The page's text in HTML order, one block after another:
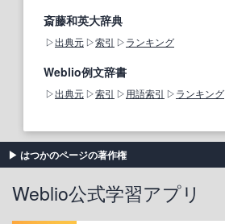
斎藤和英大辞典
出典元 索引 ランキング
Weblio例文辞書
出典元 索引 用語索引 ランキング
はつかのページの著作権
Weblio公式学習アプリ